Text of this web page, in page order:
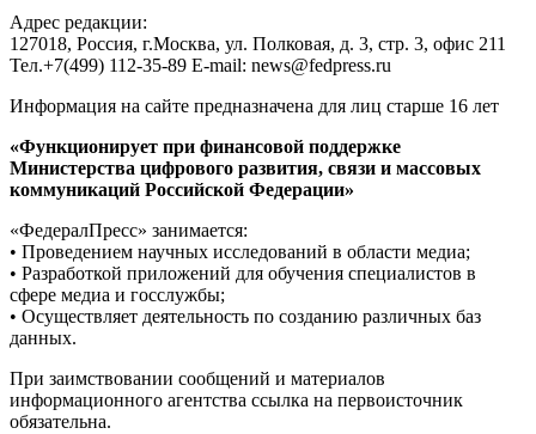
Адрес редакции:
127018, Россия, г.Москва, ул. Полковая, д. 3, стр. 3, офис 211
Тел.+7(499) 112-35-89 E-mail: news@fedpress.ru
Информация на сайте предназначена для лиц старше 16 лет
«Функционирует при финансовой поддержке
Министерства цифрового развития, связи и массовых
коммуникаций Российской Федерации»
«ФедералПресс» занимается:
• Проведением научных исследований в области медиа;
• Разработкой приложений для обучения специалистов в
сфере медиа и госслужбы;
• Осуществляет деятельность по созданию различных баз
данных.
При заимствовании сообщений и материалов
информационного агентства ссылка на первоисточник
обязательна.